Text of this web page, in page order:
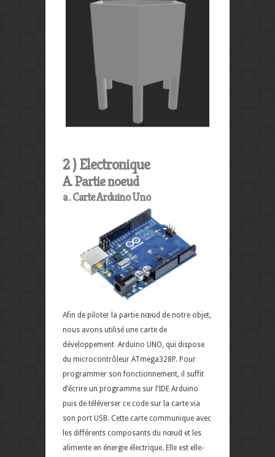
2 ) Electronique
A. Partie noeud
a . Carte Arduino Uno
Afin de piloter la partie nœud de notre objet,
nous avons utilisé une carte de
développement Arduino UNO, qui dispose
du microcontrôleur ATmega328P. Pour
programmer son fonctionnement, il suffit
d’écrire un programme sur l’IDE Arduino
puis de téléverser ce code sur la carte via
son port USB. Cette carte communique avec
les différents composants du nœud et les
alimente en énergie électrique. Elle est elle-